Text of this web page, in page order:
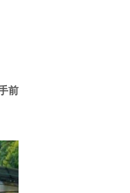
前